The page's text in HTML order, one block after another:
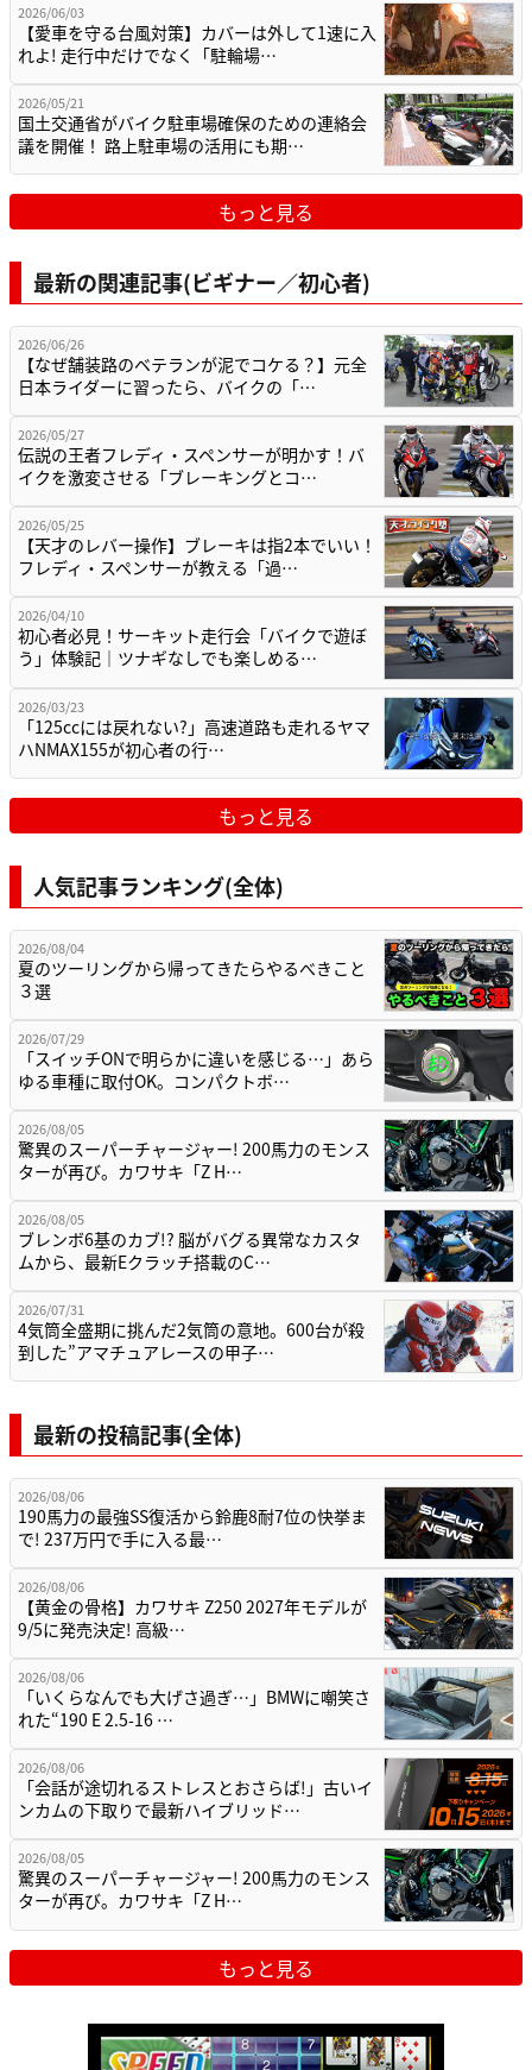
2026/06/03
【愛車を守る台風対策】カバーは外して1速に入
れよ! 走行中だけでなく「駐輪場…
2026/05/21
国土交通省がバイク駐車場確保のための連絡会
議を開催！ 路上駐車場の活用にも期…
もっと見る
最新の関連記事(ビギナー／初心者)
2026/06/26
【なぜ舗装路のベテランが泥でコケる？】元全
日本ライダーに習ったら、バイクの「…
2026/05/27
伝説の王者フレディ・スペンサーが明かす！バ
イクを激変させる「ブレーキングとコ…
2026/05/25
【天才のレバー操作】ブレーキは指2本でいい！
フレディ・スペンサーが教える「過…
2026/04/10
初心者必見！サーキット走行会「バイクで遊ぼ
う」体験記｜ツナギなしでも楽しめる…
2026/03/23
「125ccには戻れない?」高速道路も走れるヤマ
ハNMAX155が初心者の行…
もっと見る
人気記事ランキング(全体)
2026/08/04
夏のツーリングから帰ってきたらやるべきこと
３選
2026/07/29
「スイッチONで明らかに違いを感じる…」あら
ゆる車種に取付OK。コンパクトボ…
2026/08/05
驚異のスーパーチャージャー! 200馬力のモンス
ターが再び。カワサキ「Z H…
2026/08/05
ブレンボ6基のカブ!? 脳がバグる異常なカスタ
ムから、最新Eクラッチ搭載のC…
2026/07/31
4気筒全盛期に挑んだ2気筒の意地。600台が殺
到した”アマチュアレースの甲子…
最新の投稿記事(全体)
2026/08/06
190馬力の最強SS復活から鈴鹿8耐7位の快挙ま
で! 237万円で手に入る最…
2026/08/06
【黄金の骨格】カワサキ Z250 2027年モデルが
9/5に発売決定! 高級…
2026/08/06
「いくらなんでも大げさ過ぎ…」BMWに嘲笑さ
れた“190 E 2.5-16 …
2026/08/06
「会話が途切れるストレスとおさらば!」古いイ
ンカムの下取りで最新ハイブリッド…
2026/08/05
驚異のスーパーチャージャー! 200馬力のモンス
ターが再び。カワサキ「Z H…
もっと見る